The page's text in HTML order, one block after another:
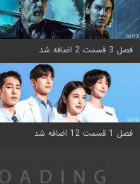
فصل 3 قسمت 2 اضافه شد
فصل 1 قسمت 12 اضافه شد